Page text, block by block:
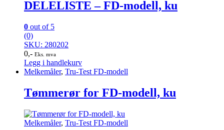
DELELISTE – FD-modell, ku
0 out of 5
(0)
SKU: 280202
0,- Eks. mva
Legg i handlekurv
Melkemåler, Tru-Test FD-modell
Tømmerør for FD-modell, ku
Melkemåler, Tru-Test FD-modell